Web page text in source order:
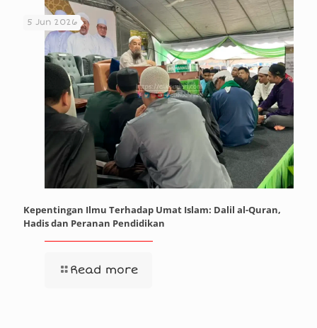
5 Jun 2026
Kepentingan Ilmu Terhadap Umat Islam: Dalil al-Quran,
Hadis dan Peranan Pendidikan
Read more